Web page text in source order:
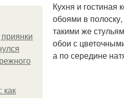
как
Кухня и гостиная
обоями в
такими же
обои с
а по середине